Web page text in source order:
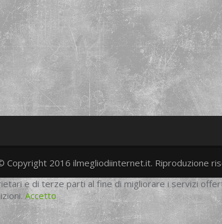
Copyright 2016 ilmegliodiinternet.it. Riproduzione
e di terze parti al fine di migliorare i servizi
Accetto